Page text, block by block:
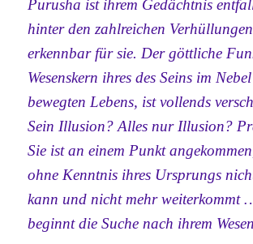
Purusha ist ihrem Gedächtnis
hinter den zahlreichen
erkennbar für sie. Der göttliche
Wesenskern ihres des Seins im
bewegten Lebens, ist vollends
Sein Illusion? Alles nur Illusion?
Sie ist an einem Punkt
ohne Kenntnis ihres Ursprungs
kann und nicht mehr weiterkommt
beginnt die Suche nach ihrem